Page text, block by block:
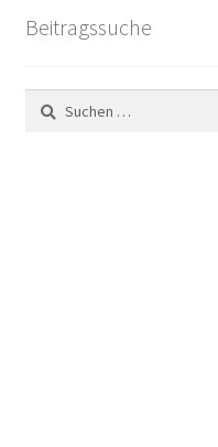
Beitragssuche
Suchen
nach: